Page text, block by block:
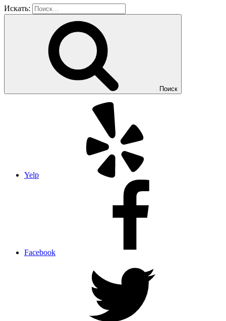
Искать:
Поиск
Yelp
Facebook